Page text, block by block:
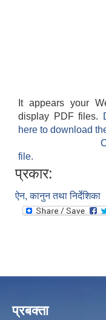
It appears your
display PDF files.
here to download
file.
प्रकार:
ऐन, कानुन तथा निर्देशिका
प्रबक्ता